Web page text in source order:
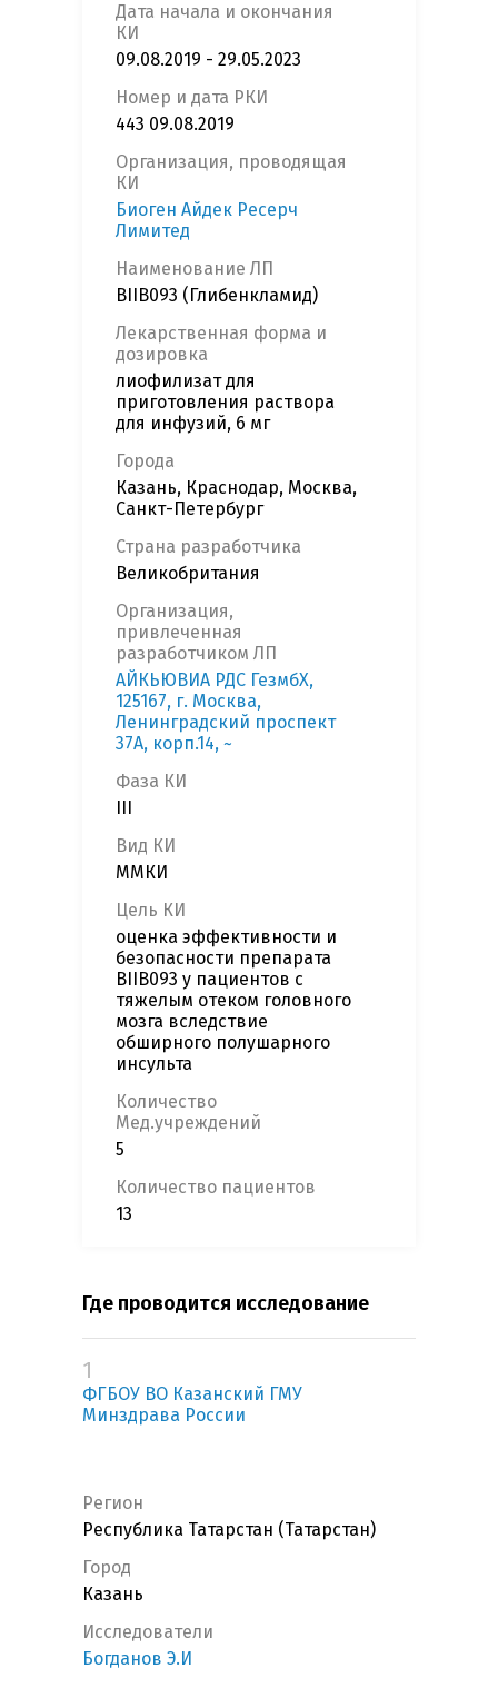
Дата начала и окончания
КИ
09.08.2019 - 29.05.2023
Номер и дата РКИ
443 09.08.2019
Организация, проводящая
КИ
Биоген Айдек Ресерч
Лимитед
Наименование ЛП
BIIB093 (Глибенкламид)
Лекарственная форма и
дозировка
лиофилизат для
приготовления раствора
для инфузий, 6 мг
Города
Казань, Краснодар, Москва,
Санкт-Петербург
Страна разработчика
Великобритания
Организация,
привлеченная
разработчиком ЛП
АЙКЬЮВИА РДС ГезмбХ,
125167, г. Москва,
Ленинградский проспект
37А, корп.14, ~
Фаза КИ
Вид КИ
ММКИ
Цель КИ
оценка эффективности и
безопасности препарата
BIIB093 у пациентов с
тяжелым отеком головного
мозга вследствие
обширного полушарного
инсульта
Количество
Мед.учреждений
5
Количество пациентов
13
Где проводится исследование
1
ФГБОУ ВО Казанский ГМУ
Минздрава России
Регион
Республика Татарстан (Татарстан)
Город
Казань
Исследователи
Богданов Э.И